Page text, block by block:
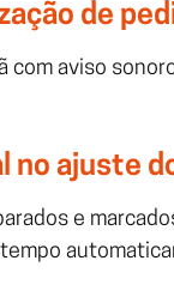
de
com aviso
no ajuste
e